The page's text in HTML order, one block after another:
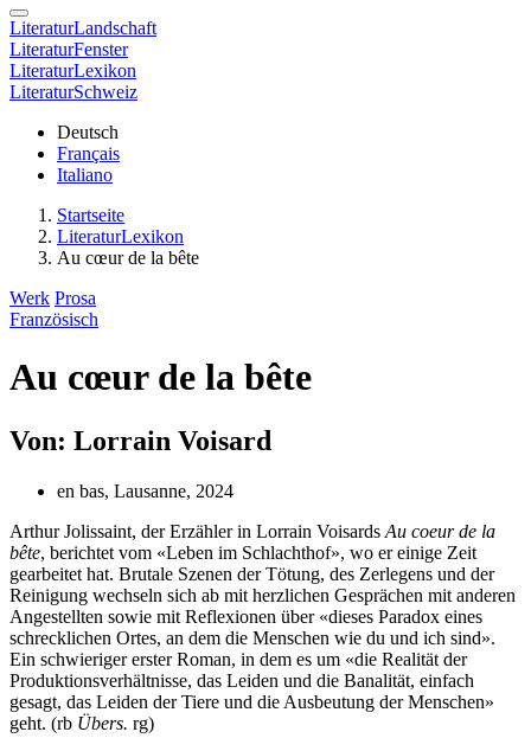
LiteraturLandschaft
LiteraturFenster
LiteraturLexikon
LiteraturSchweiz
Deutsch
Français
Italiano
Startseite
LiteraturLexikon
Au cœur de la bête
Werk Prosa
Französisch
Au cœur de la bête
Von: Lorrain Voisard
en bas, Lausanne, 2024
Arthur Jolissaint, der Erzähler in Lorrain Voisards Au coeur de la
bête, berichtet vom «Leben im Schlachthof», wo er einige Zeit
gearbeitet hat. Brutale Szenen der Tötung, des Zerlegens und der
Reinigung wechseln sich ab mit herzlichen Gesprächen mit anderen
Angestellten sowie mit Reflexionen über «dieses Paradox eines
schrecklichen Ortes, an dem die Menschen wie du und ich sind».
Ein schwieriger erster Roman, in dem es um «die Realität der
Produktionsverhältnisse, das Leiden und die Banalität, einfach
gesagt, das Leiden der Tiere und die Ausbeutung der Menschen»
geht. (rb Übers. rg)